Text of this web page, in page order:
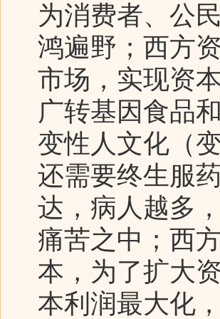
为消费者、公
鸿遍野；西方
市场，实现资
广转基因食品
变性人文化（
还需要终生服
达，病人越多
痛苦之中；西
本，为了扩大
本利润最大化